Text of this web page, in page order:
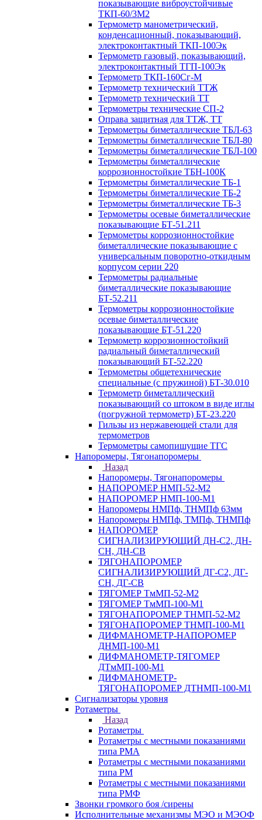
показывающие виброустойчивые
ТКП-60/3М2
Термометр манометрический,
конденсационный, показывающий,
электроконтактный ТКП-100Эк
Термометр газовый, показывающий,
электроконтактный ТГП-100Эк
Термометр ТКП-160Сг-М
Термометр технический ТТЖ
Термометр технический ТТ
Термометры технические СП-2
Оправа защитная для ТТЖ, ТТ
Термометры биметаллические ТБЛ-63
Термометры биметаллические ТБЛ-80
Термометры биметаллические ТБЛ-100
Термометры биметаллические
коррозионностойкие ТБН-100К
Термометры биметаллические ТБ-1
Термометры биметаллические ТБ-2
Термометры биметаллические ТБ-3
Термометры осевые биметаллические
показывающие БТ-51.211
Термометры коррозионностойкие
биметаллические показывающие с
универсальным поворотно-откидным
корпусом серии 220
Термометры радиальные
биметаллические показывающие
БТ-52.211
Термометры коррозионностойкие
осевые биметаллические
показывающие БТ-51.220
Термометр коррозионностойкий
радиальный биметаллический
показывающий БТ-52.220
Термометры общетехнические
специальные (с пружиной) БТ-30.010
Термометр биметаллический
показывающий со штоком в виде иглы
(погружной термометр) БТ-23.220
Гильзы из нержавеющей стали для
термометров
Термометры самопишущие ТГС
Напоромеры, Тягонапоромеры
Назад
Напоромеры, Тягонапоромеры
НАПОРОМЕР НМП-52-М2
НАПОРОМЕР НМП-100-М1
Напоромеры НМПф, ТНМПф 63мм
Напоромеры НМПф, ТМПф, ТНМПф
НАПОРОМЕР
СИГНАЛИЗИРУЮЩИЙ ДН-С2, ДН-
СН, ДН-СВ
ТЯГОНАПОРОМЕР
СИГНАЛИЗИРУЮЩИЙ ДГ-С2, ДГ-
СН, ДГ-СВ
ТЯГОМЕР ТмМП-52-М2
ТЯГОМЕР ТмМП-100-М1
ТЯГОНАПОРОМЕР ТНМП-52-М2
ТЯГОНАПОРОМЕР ТНМП-100-М1
ДИФМАНОМЕТР-НАПОРОМЕР
ДНМП-100-М1
ДИФМАНОМЕТР-ТЯГОМЕР
ДТмМП-100-М1
ДИФМАНОМЕТР-
ТЯГОНАПОРОМЕР ДТНМП-100-М1
Сигнализаторы уровня
Ротаметры
Назад
Ротаметры
Ротаметры с местными показаниями
типа РМА
Ротаметры с местными показаниями
типа РМ
Ротаметры с местными показаниями
типа РМФ
Звонки громкого боя /сирены
Исполнительные механизмы МЭО и МЭОФ